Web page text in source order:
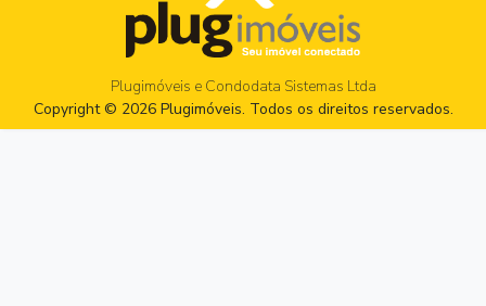
Plugimóveis e Condodata Sistemas Ltda
Copyright © 2026 Plugimóveis. Todos os direitos reservados.